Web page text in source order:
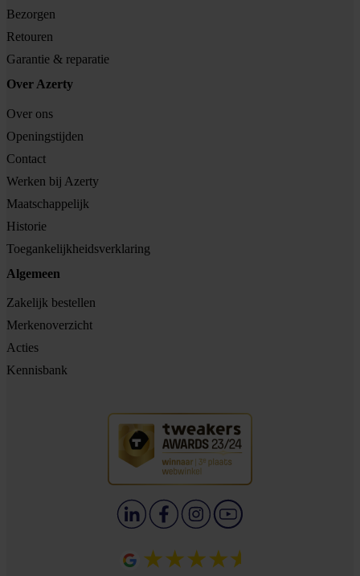
Bezorgen
Retouren
Garantie & reparatie
Over Azerty
Over ons
Openingstijden
Contact
Werken bij Azerty
Maatschappelijk
Historie
Toegankelijkheidsverklaring
Algemeen
Zakelijk bestellen
Merkenoverzicht
Acties
Kennisbank